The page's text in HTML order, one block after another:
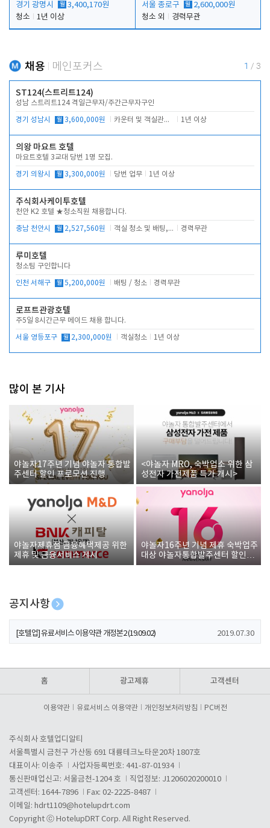
경기 광명시 월 3,400,170원
청소
1년 이상
서울 종로구 월 2,600,000원
청소 외
경력무관
채용 메인포커스 1 / 3
ST124(스트리트124)
성남 스트리트124 격일근무자/주간근무자구인
경기 성남시 월 3,600,000원 카운터 및 객실관리 전반 1년 이상
의왕 마요트 호텔
마요트호텔 3교대 당번 1명 모집.
경기 의왕시 월 3,300,000원 당번 업무 1년 이상
주식회사케이투호텔
천안 K2 호텔 ★청소직원 채용합니다.
충남 천안시 월 2,527,560원 객실 청소 및 배팅, 주변 시설 청소 경력무관
루미호텔
청소팀 구인합니다
인천 서해구 월 5,200,000원 배팅 / 청소 경력무관
로프트관광호텔
주5일 8시간근무 메이드 채용 합니다.
서울 영등포구 월 2,300,000원 객실청소 1년 이상
많이 본 기사
야놀자17주년 기념 야놀자 통합발
주센터 할인 프로모션 진행
<야놀자 MRO, 숙박업소 위한 삼
성전자 가전제품 특가 개시>
야놀자제휴점 금융혜택제공 위한
제휴 및 금융서비스 게시
야놀자16주년 기념 제휴 숙박업주
대상 야놀자통합발주센터 할인쿠
폰 증정
공지사항
[호텔업] 개인정보 처리방침 개정본1 (19.09.02)
[호텔업] 유료서비스 이용약관 개정본2 (19.09.02) 2019.07.30
홈 광고제휴 고객센터
이용약관 유료서비스 이용약관 개인정보처리방침 PC버전
주식회사 호텔업디알티
서울특별시 금천구 가산동 691 대륭테크노타운20차 1807호
대표이사: 이송주
사업자등록번호: 441-87-01934
통신판매업신고: 서울금천-1204 호
직업정보: J1206020200010
고객센터: 1644-7896
Fax: 02-2225-8487
이메일: hdrt1109@hotelupdrt.com
Copyright ⓒ HotelupDRT Corp. All Right Reserved.